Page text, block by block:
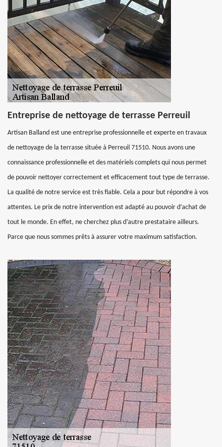
Entreprise de nettoyage de terrasse Perreuil
Artisan Balland est une entreprise professionnelle et experte en travaux
de nettoyage de la terrasse située à Perreuil 71510. Nous avons une
connaissance professionnelle et des matériels complets qui nous permet
de pouvoir nettoyer correctement et efficacement tout type de terrasse.
La qualité de notre service est très fiable. Cela a pour but répondre à vos
attentes. Le prix de notre intervention est adapté au pouvoir d’achat de
tout le monde. En effet, ne cherchez plus d’autre prestataire ailleurs.
Parce que nous sommes prêts à assurer votre maximum satisfaction.